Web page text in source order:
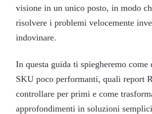
visione in un unico posto, in modo
risolvere i problemi velocemente
indovinare.
In questa guida ti spiegheremo come
SKU poco performanti, quali report
controllare per primi e come
approfondimenti in soluzioni